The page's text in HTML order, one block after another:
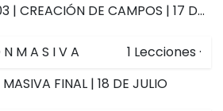
CONTACTOS 03 | CREACIÓN DE CAMPOS | 17 DE JULIO
M A S I V A 1 Lecciones ·
FINAL | 18 DE JULIO